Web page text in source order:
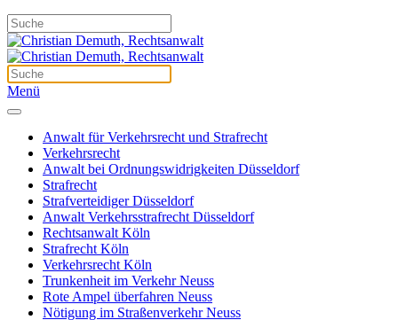
Menü
Anwalt für Verkehrsrecht und Strafrecht
Verkehrsrecht
Anwalt bei Ordnungswidrigkeiten Düsseldorf
Strafrecht
Strafverteidiger Düsseldorf
Anwalt Verkehrsstrafrecht Düsseldorf
Rechtsanwalt Köln
Strafrecht Köln
Verkehrsrecht Köln
Trunkenheit im Verkehr Neuss
Rote Ampel überfahren Neuss
Nötigung im Straßenverkehr Neuss